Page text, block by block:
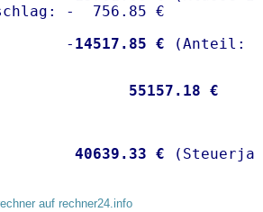
-  756.85 €
- 14517.85 €
55157.18 €
40639.33 €
auf rechner24.info